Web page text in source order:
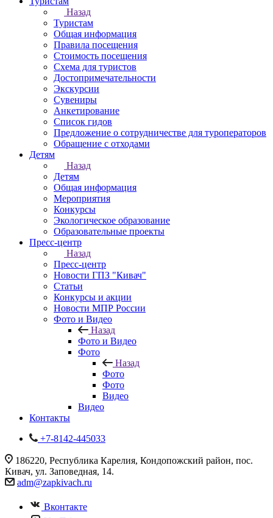
Назад
Туристам
Общая информация
Правила посещения
Стоимость посещения
Схема для туристов
Достопримечательности
Экскурсии
Сувениры
Анкетирование
Список гидов
Предложение о сотрудничестве для туроператоров
Обращение с отходами
Детям
Назад
Детям
Общая информация
Мероприятия
Конкурсы
Экологическое образование
Образовательные проекты
Пресс-центр
Назад
Пресс-центр
Новости ГПЗ "Кивач"
Статьи
Конкурсы и акции
Новости МПР России
Фото и Видео
Назад
Фото и Видео
Фото
Назад
Фото
Фото
Видео
Видео
Контакты
+7-8142-445033
186220, Республика Карелия, Кондопожский район, пос.
Кивач, ул. Заповедная, 14.
adm@zapkivach.ru
Вконтакте